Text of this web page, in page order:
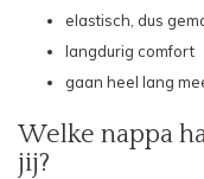
elastisch, dus
langdurig comfort
gaan heel lang
Welke nappa
jij?